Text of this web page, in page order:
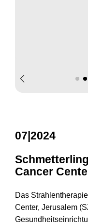
07|2024
Cancer
Das
Center, Jerusalem